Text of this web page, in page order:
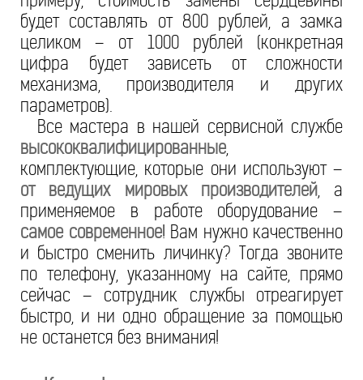
будет составлять от 800 рублей, а замка
целиком – от 1000 рублей (конкретная
цифра будет зависеть от сложности
механизма, производителя и других
параметров).
Все мастера в нашей сервисной службе
высококвалифицированные,
комплектующие, которые они используют –
от ведущих мировых производителей, а
применяемое в работе оборудование –
самое современное! Вам нужно качественно
и быстро сменить личинку? Тогда звоните
по телефону, указанному на сайте, прямо
сейчас – сотрудник службы отреагирует
быстро, и ни одно обращение за помощью
не останется без внимания!